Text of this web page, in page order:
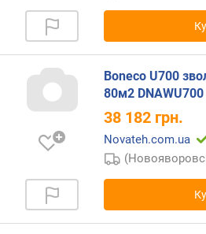
и
)
м
)
H
P
-
ф
Boneco U700
80м2 DNAWU700
38 182 грн.
Novateh.com.ua